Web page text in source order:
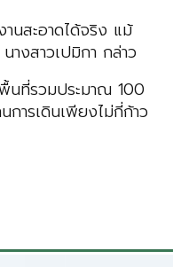
นสะอาดได้จริง แม้
างสาวเปมิกา กล่าว
นที่รวมประมาณ 100
ารเดินเพียงไม่กี่ก้าว